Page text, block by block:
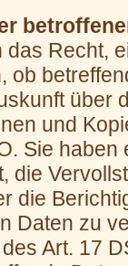
das Recht,
ob
über
und
Sie haben
die
die
Daten zu
Art. 17